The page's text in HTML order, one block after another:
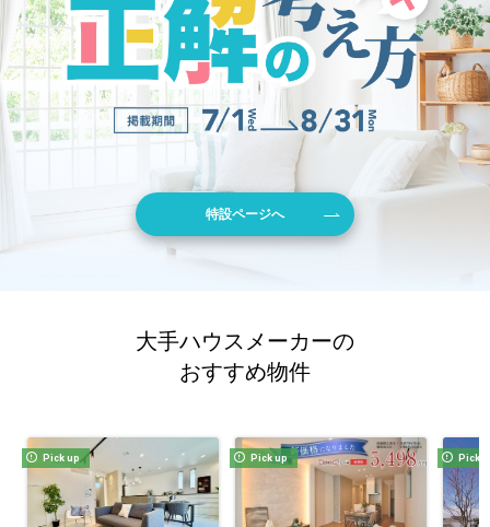
特設ページへ
大手ハウスメーカーの
おすすめ物件
Pick up Pick up Pick